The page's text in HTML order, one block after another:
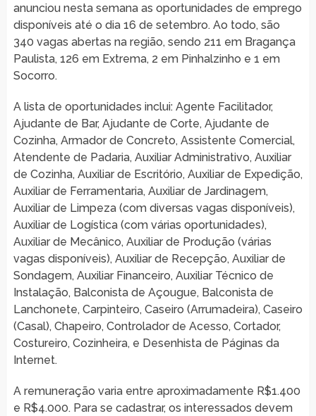
anunciou nesta semana as oportunidades de emprego
disponíveis até o dia 16 de setembro. Ao todo, são
340 vagas abertas na região, sendo 211 em Bragança
Paulista, 126 em Extrema, 2 em Pinhalzinho e 1 em
Socorro.
A lista de oportunidades inclui: Agente Facilitador,
Ajudante de Bar, Ajudante de Corte, Ajudante de
Cozinha, Armador de Concreto, Assistente Comercial,
Atendente de Padaria, Auxiliar Administrativo, Auxiliar
de Cozinha, Auxiliar de Escritório, Auxiliar de Expedição,
Auxiliar de Ferramentaria, Auxiliar de Jardinagem,
Auxiliar de Limpeza (com diversas vagas disponíveis),
Auxiliar de Logística (com várias oportunidades),
Auxiliar de Mecânico, Auxiliar de Produção (várias
vagas disponíveis), Auxiliar de Recepção, Auxiliar de
Sondagem, Auxiliar Financeiro, Auxiliar Técnico de
Instalação, Balconista de Açougue, Balconista de
Lanchonete, Carpinteiro, Caseiro (Arrumadeira), Caseiro
(Casal), Chapeiro, Controlador de Acesso, Cortador,
Costureiro, Cozinheira, e Desenhista de Páginas da
Internet.
A remuneração varia entre aproximadamente R$1.400
e R$4.000. Para se cadastrar, os interessados devem